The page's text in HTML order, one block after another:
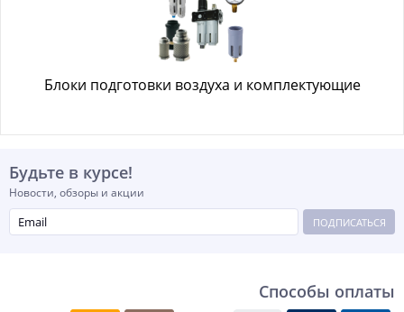
Блоки подготовки воздуха и комплектующие
Будьте в курсе!
Новости, обзоры и акции
ПОДПИСАТЬСЯ
Способы оплаты